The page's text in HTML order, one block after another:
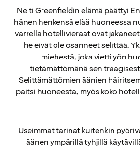
Neiti Greenfieldin elämä päättyi
hänen henkensä elää huoneessa
varrella hotellivieraat ovat
he eivät ole osanneet selittää.
miehestä, joka vietti yön
tietämättömänä sen
Selittämättömien äänien
paitsi huoneesta, myös koko
Useimmat tarinat kuitenkin
äänen ympärillä tyhjillä